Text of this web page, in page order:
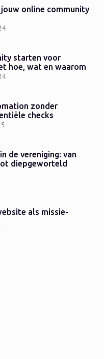
jouw online community
starten voor
hoe, wat en waarom
zonder
checks
de vereniging: van
diepgeworteld
als missie-